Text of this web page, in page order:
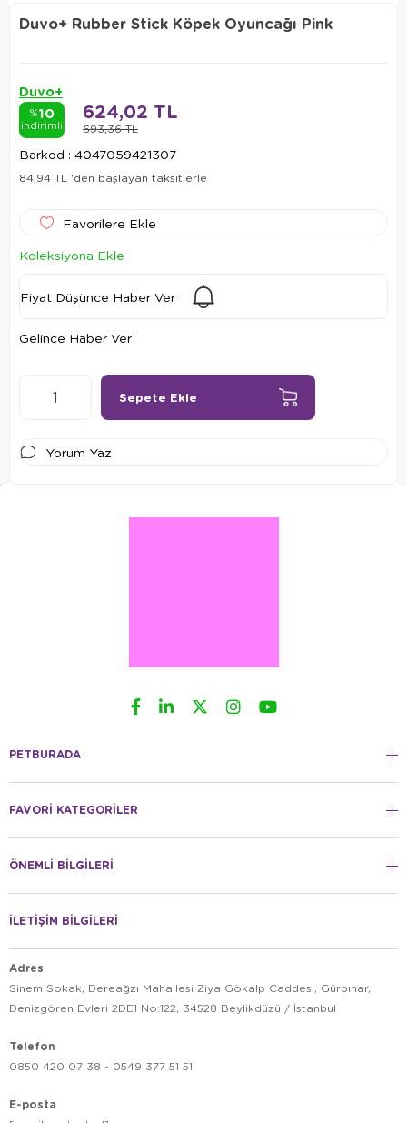
Duvo+ Rubber Stick Köpek Oyuncağı Pink
Duvo+
%10
indirimli 693,36 TL
624,02 TL
Barkod : 4047059421307
84,94 TL 'den başlayan taksitlerle
Favorilere Ekle
Koleksiyona Ekle
Fiyat Düşünce Haber Ver
Gelince Haber Ver
Yorum Yaz
PETBURADA
FAVORİ KATEGORİLER
ÖNEMLİ BİLGİLERİ
İLETİŞİM BİLGİLERİ
Adres
Sinem Sokak, Dereağzı Mahallesi Ziya Gökalp Caddesi, Gürpınar,
Denizgören Evleri 2DE1 No:122, 34528 Beylikdüzü / İstanbul
Telefon
0850 420 07 38 - 0549 377 51 51
E-posta